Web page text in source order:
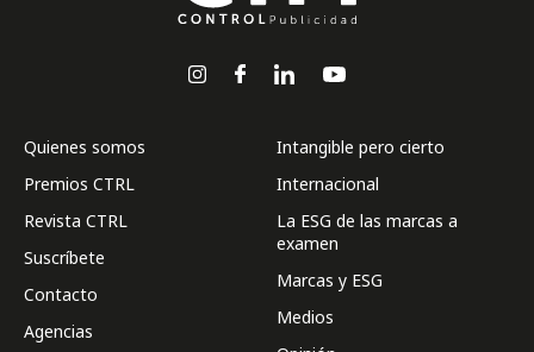
Quienes somos
Premios CTRL
Revista CTRL
Suscríbete
Contacto
Agencias
Intangible pero cierto
Internacional
La ESG de las marcas a
examen
Marcas y ESG
Medios